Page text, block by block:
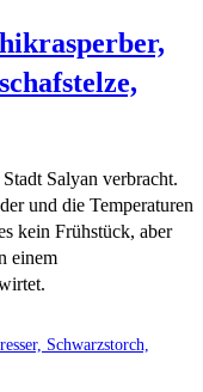
Salyan verbracht.
und die Temperaturen
kein Frühstück, aber
einem